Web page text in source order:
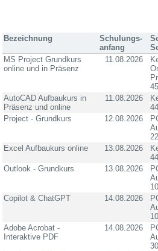
Bezeichnung
Schulungs-
anfang
MS Project Grundkurs
online und in Präsenz
11.08.2026
AutoCAD Aufbaukurs in
Präsenz und online
11.08.2026
Project - Grundkurs
12.08.2026
Excel Aufbaukurs online
13.08.2026
Outlook - Grundkurs
13.08.2026
Copilot & ChatGPT
14.08.2026
Adobe Acrobat -
Interaktive PDF
14.08.2026